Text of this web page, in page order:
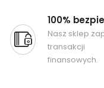
100%
Nasz sklep
transakcji
finansowych.